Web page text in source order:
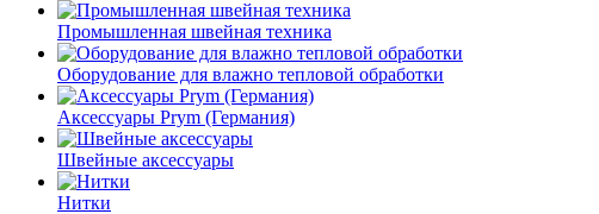
Промышленная швейная техника
Оборудование для влажно тепловой обработки
Аксессуары Prym (Германия)
Швейные аксессуары
Нитки